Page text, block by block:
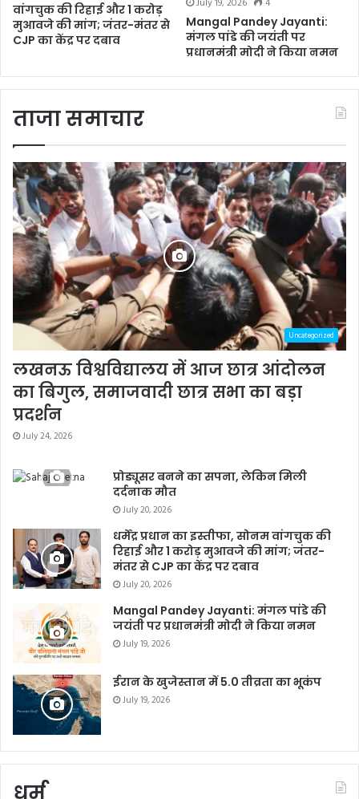
वांगचुक की रिहाई और 1 करोड़
मुआवजे की मांग; जंतर-मंतर से
CJP का केंद्र पर दबाव
July 19, 2026
4
Mangal Pandey Jayanti:
मंगल पांडे की जयंती पर
प्रधानमंत्री मोदी ने किया नमन
ताजा समाचार
Uncategorized
लखनऊ विश्वविद्यालय में आज छात्र आंदोलन
का बिगुल, समाजवादी छात्र सभा का बड़ा
प्रदर्शन
July 24, 2026
प्रोड्यूसर बनने का सपना, लेकिन मिली
दर्दनाक मौत
July 20, 2026
धर्मेंद्र प्रधान का इस्तीफा, सोनम वांगचुक की
रिहाई और 1 करोड़ मुआवजे की मांग; जंतर-
मंतर से CJP का केंद्र पर दबाव
July 20, 2026
Mangal Pandey Jayanti: मंगल पांडे की
जयंती पर प्रधानमंत्री मोदी ने किया नमन
July 19, 2026
ईरान के खुजेस्तान में 5.0 तीव्रता का भूकंप
July 19, 2026
धर्म